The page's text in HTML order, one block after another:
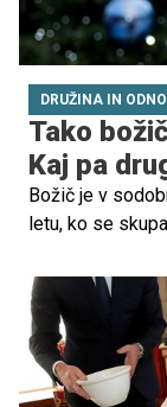
DRUŽINA IN
Tako
Kaj pa
Božič je v
letu, ko se
smehom,
po vsem svetu,
Že v Evropi
drugače kot mi.
evropskih